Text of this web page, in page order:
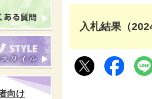
入札結果（
向け